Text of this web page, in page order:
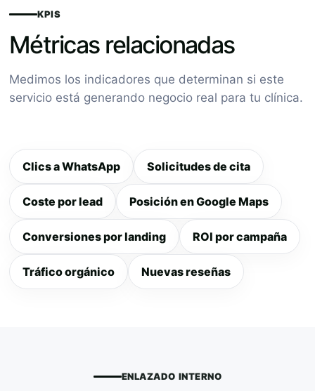
KPIS
Métricas relacionadas
Medimos los indicadores que determinan si este
servicio está generando negocio real para tu clínica.
Clics a WhatsApp Solicitudes de cita
Coste por lead Posición en Google Maps
Conversiones por landing ROI por campaña
Tráfico orgánico Nuevas reseñas
ENLAZADO INTERNO